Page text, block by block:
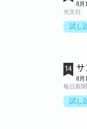
8月
光文社
試し
サ
8月
毎日新
試し